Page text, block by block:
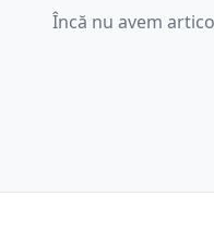
Încă nu avem